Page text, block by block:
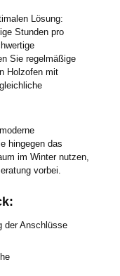
Lösung:
Stunden pro
Sie regelmäßige
Holzofen mit
hingegen das
im Winter nutzen,
vorbei.
der Anschlüsse